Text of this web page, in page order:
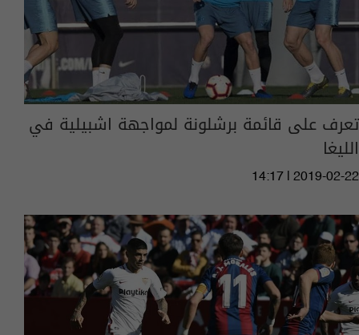
تعرف على قائمة برشلونة لمواجهة اشبيلية في
الليغا
14:17 | 2019-02-22